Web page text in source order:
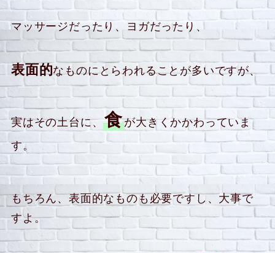
マッサージだったり、ヨガだったり、
表面的なものにとらわれることが多いですが、
実はその土台に、食が大きくかかわっていま
す。
もちろん、表面的なものも必要ですし、大事で
すよ。